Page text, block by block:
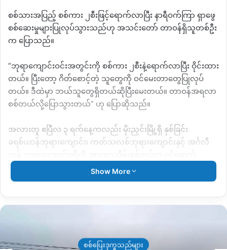
စစ်သားအပြည့် စစ်ကား ၂စီးဖြင့်ရောက်လာပြီး နာရီဝက်ကြာ ရှာဖွေ
စစ်ဆေးမှုများပြုလုပ်သွားသည်ဟု အသင်းတော် တာဝန်ရှိသူတစ်ဦး
က ပြောသည်။
“ဘုရာကျောင်းဝင်းအတွင်းကို စစ်ကား ၂စီးနဲ့ရောက်လာပြီး ဝိုင်းထား
တယ်။ ပြီးတော့ ဂိတ်စောင့်တဲ့ သူတွေကို ဝင်မေးတာတွေပြုလုပ်
တယ်။ ဒီထဲမှာ ဘယ်သူတွေရှိတယ်ဆိုပြီးမေးတယ်။ တာဝန်အရလာ
စစ်တယ်လို့ပြောသွားတယ်” ဟု ပြောဆိုသည်။
အလားတူ ဧပြီလ ၃ ရက်နေ့ကလည်း မိုးညှင်းမြို့ရှိ နှစ်ခြင်း
ခရစ်ယာန်ဘုရားကျောင်း၊ ကတ်သလစ်ဘုရားကျောင်းနှင့် အင်္ဂလီ
စစ်ဆေးခဲ့သည်ဟု အသင်းတော်တာဝန်ရှိသူများထံမှ သိရသည်။
စစ်တပ်က စစ်ကား ၁၀ စီးဖြင့် ကချင်ခရစ်ယာန်ဓမ္မတက္ကသိုလ်
အရပ်သားအစိုးရထံ အာဏာလုယူသော စစ်တပ်သည် အာဏာသိမ်း
Show More
စစ်ပြေးဒုက္ခသည်များ